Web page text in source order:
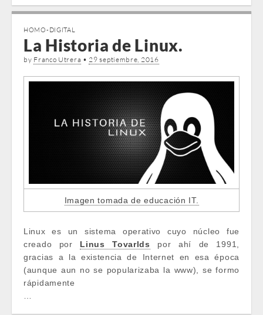
HOMO-DIGITAL
La Historia de Linux.
by Franco Utrera • 29 septiembre, 2016
Imagen tomada de educación IT.
Linux es un sistema operativo cuyo núcleo fue
creado por Linus Tovarlds
por ahí de 1991,
gracias a la existencia de Internet en esa época
(aunque aun no se popularizaba la www), se formo
rápidamente